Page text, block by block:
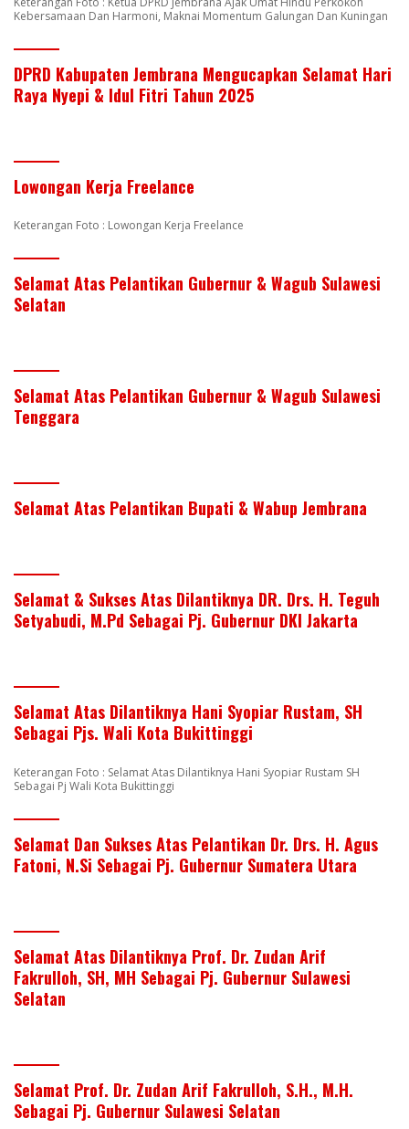
Kebersamaan Dan Harmoni, Maknai Momentum Galungan Dan Kuningan
DPRD Kabupaten Jembrana Mengucapkan Selamat Hari
Raya Nyepi & Idul Fitri Tahun 2025
Lowongan Kerja Freelance
Keterangan Foto : Lowongan Kerja Freelance
Selamat Atas Pelantikan Gubernur & Wagub Sulawesi
Selatan
Selamat Atas Pelantikan Gubernur & Wagub Sulawesi
Tenggara
Selamat Atas Pelantikan Bupati & Wabup Jembrana
Selamat & Sukses Atas Dilantiknya DR. Drs. H. Teguh
Setyabudi, M.Pd Sebagai Pj. Gubernur DKI Jakarta
Selamat Atas Dilantiknya Hani Syopiar Rustam, SH
Sebagai Pjs. Wali Kota Bukittinggi
Keterangan Foto : Selamat Atas Dilantiknya Hani Syopiar Rustam SH
Sebagai Pj Wali Kota Bukittinggi
Selamat Dan Sukses Atas Pelantikan Dr. Drs. H. Agus
Fatoni, N.Si Sebagai Pj. Gubernur Sumatera Utara
Selamat Atas Dilantiknya Prof. Dr. Zudan Arif
Fakrulloh, SH, MH Sebagai Pj. Gubernur Sulawesi
Selatan
Selamat Prof. Dr. Zudan Arif Fakrulloh, S.H., M.H.
Sebagai Pj. Gubernur Sulawesi Selatan